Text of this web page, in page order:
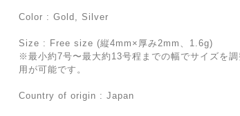
Color : Gold, Silver
Size : Free size (縦4mm×厚み2mm、1.6g)
※最小約7号〜最大約13号程までの幅でサイズを
用が可能です。
Country of origin : Japan